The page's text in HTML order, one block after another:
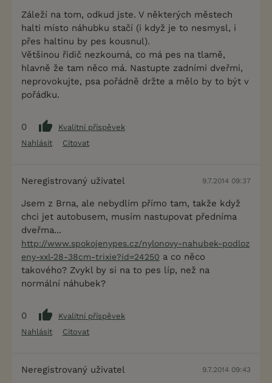
Záleží na tom, odkud jste. V některých městech
halti místo náhubku stačí (i když je to nesmysl, i
přes haltinu by pes kousnul).
Většinou řidič nezkoumá, co má pes na tlamě,
hlavně že tam něco má. Nastupte zadními dveřmi,
neprovokujte, psa pořádně držte a mělo by to být v
pořádku.
0
Kvalitní příspěvek
Nahlásit
Citovat
Neregistrovaný uživatel 9.7.2014 09:37
Jsem z Brna, ale nebydlím přímo tam, takže když
chci jet autobusem, musím nastupovat předníma
dveřma...
http://www.spokojenypes.cz/nylonovy-nahubek-podloz
eny-xxl-28-38cm-trixie?id=24250 a co něco
takového? Zvykl by si na to pes líp, než na
normální náhubek?
0
Kvalitní příspěvek
Nahlásit
Citovat
Neregistrovaný uživatel 9.7.2014 09:43